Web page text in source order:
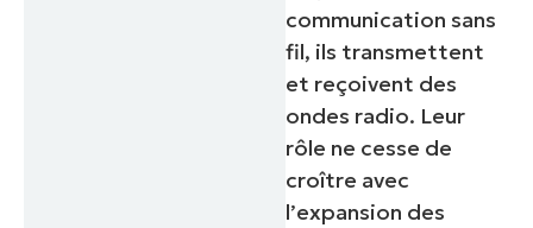
communication sans
fil, ils transmettent
et reçoivent des
ondes radio. Leur
rôle ne cesse de
croître avec
l’expansion des